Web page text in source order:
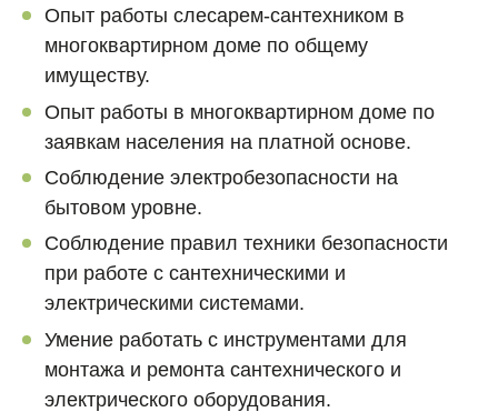
Опыт работы слесарем-сантехником в
многоквартирном доме по общему
имуществу.
Опыт работы в многоквартирном доме по
заявкам населения на платной основе.
Соблюдение электробезопасности на
бытовом уровне.
Соблюдение правил техники безопасности
при работе с сантехническими и
электрическими системами.
Умение работать с инструментами для
монтажа и ремонта сантехнического и
электрического оборудования.